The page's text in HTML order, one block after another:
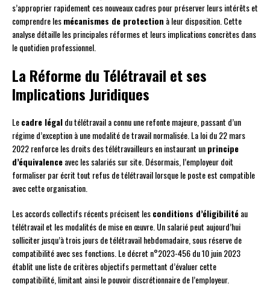
s’approprier rapidement ces nouveaux cadres pour préserver leurs intérêts et
comprendre lesmécanismes de protection à leur disposition. Cette
analyse détaille les principales réformes et leurs implications concrètes dans
le quotidien professionnel.
La Réforme du Télétravail et ses
Implications Juridiques
Lecadre légaldu télétravail a connu une refonte majeure, passant d’un
régime d’exception à une modalité de travail normalisée. La loi du 22 mars
2022 renforce les droits des télétravailleurs en instaurant unprincipe
d’équivalenceavec les salariés sur site. Désormais, l’employeur doit
formaliser par écrit tout refus de télétravail lorsque le poste est compatible
avec cette organisation.
Les accords collectifs récents précisent lesconditions d’éligibilitéau
télétravail et les modalités de mise en œuvre. Un salarié peut aujourd’hui
solliciter jusqu’à trois jours de télétravail hebdomadaire, sous réserve de
compatibilité avec ses fonctions. Le décret n°2023-456 du 10 juin 2023
établit une liste de critères objectifs permettant d’évaluer cette
compatibilité, limitant ainsi le pouvoir discrétionnaire de l’employeur.